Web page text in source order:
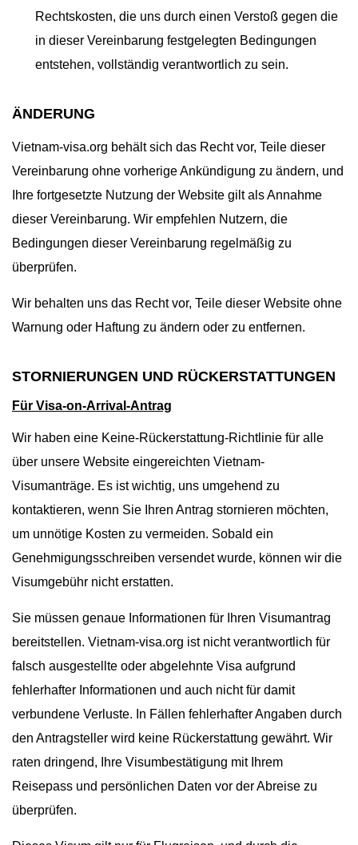
Rechtskosten, die uns durch einen Verstoß gegen die
in dieser Vereinbarung festgelegten Bedingungen
entstehen, vollständig verantwortlich zu sein.
ÄNDERUNG
Vietnam-visa.org behält sich das Recht vor, Teile dieser
Vereinbarung ohne vorherige Ankündigung zu ändern, und
Ihre fortgesetzte Nutzung der Website gilt als Annahme
dieser Vereinbarung. Wir empfehlen Nutzern, die
Bedingungen dieser Vereinbarung regelmäßig zu
überprüfen.
Wir behalten uns das Recht vor, Teile dieser Website ohne
Warnung oder Haftung zu ändern oder zu entfernen.
STORNIERUNGEN UND RÜCKERSTATTUNGEN
Für Visa-on-Arrival-Antrag
Wir haben eine Keine-Rückerstattung-Richtlinie für alle
über unsere Website eingereichten Vietnam-
Visumanträge. Es ist wichtig, uns umgehend zu
kontaktieren, wenn Sie Ihren Antrag stornieren möchten,
um unnötige Kosten zu vermeiden. Sobald ein
Genehmigungsschreiben versendet wurde, können wir die
Visumgebühr nicht erstatten.
Sie müssen genaue Informationen für Ihren Visumantrag
bereitstellen. Vietnam-visa.org ist nicht verantwortlich für
falsch ausgestellte oder abgelehnte Visa aufgrund
fehlerhafter Informationen und auch nicht für damit
verbundene Verluste. In Fällen fehlerhafter Angaben durch
den Antragsteller wird keine Rückerstattung gewährt. Wir
raten dringend, Ihre Visumbestätigung mit Ihrem
Reisepass und persönlichen Daten vor der Abreise zu
überprüfen.